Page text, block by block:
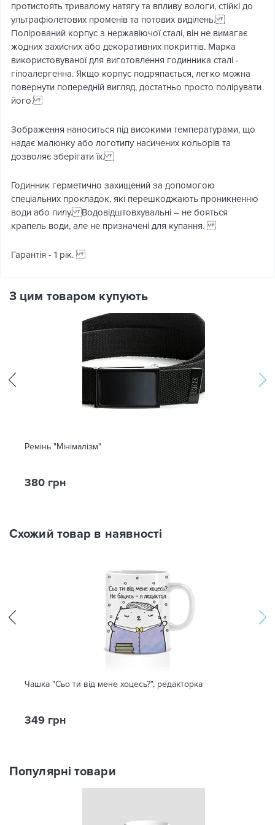
протистоять тривалому натягу та впливу вологи, стійкі до
ультрафіолетових променів та потових виділень.
Полірований корпус з нержавіючої сталі, він не вимагає
жодних захисних або декоративних покриттів. Марка
використовуваної для виготовлення годинника сталі -
гіпоалергенна. Якщо корпус подряпається, легко можна
повернути попередній вигляд, достатньо просто полірувати
його.
Зображення наноситься під високими температурами, що
надає малюнку або логотипу насичених кольорів та
дозволяє зберігати їх.
Годинник герметично захищений за допомогою
спеціальних прокладок, які перешкоджають проникненню
води або пилу. Водовідштовхувальні – не бояться
крапель води, але не призначені для купання.
Гарантія - 1 рік.
З цим товаром купують
Ремінь "Мінімалізм"
380 грн
Схожий товар в наявності
Чашка "Сьо ти від мене хоцесь?", редакторка
349 грн
Популярні товари